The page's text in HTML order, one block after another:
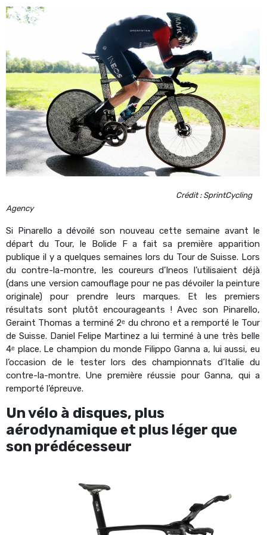
Crédit : SprintCycling
Agency
Si Pinarello a dévoilé son nouveau cette semaine avant le
départ du Tour, le Bolide F a fait sa première apparition
publique il y a quelques semaines lors du Tour de Suisse. Lors
du contre-la-montre, les coureurs d’Ineos l’utilisaient déjà
(dans une version camouflage pour ne pas dévoiler la peinture
originale) pour prendre leurs marques. Et les premiers
résultats sont plutôt encourageants ! Avec son Pinarello,
Geraint Thomas a terminé 2ᵉ du chrono et a remporté le Tour
de Suisse. Daniel Felipe Martinez a lui terminé à une très belle
4ᵉ place. Le champion du monde Filippo Ganna a, lui aussi, eu
l’occasion de le tester lors des championnats d’Italie du
contre-la-montre. Une première réussie pour Ganna, qui a
remporté l’épreuve.
Un vélo à disques, plus
aérodynamique et plus léger que
son prédécesseur